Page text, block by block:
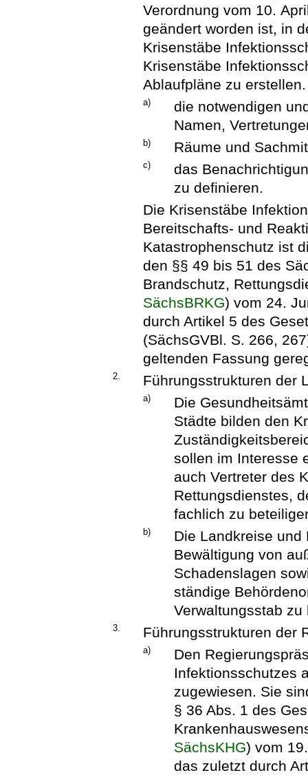
Verordnung vom 10.
geändert worden ist, in
Krisenstäbe
Krisenstäbe
Ablaufpläne zu
a)
die notwendigen
Namen,
b) Räume und
c)
das
zu definieren.
Die Krisenstäbe
Bereitschafts- und
Katastrophenschutz ist
den §§ 49 bis 51 des
Brandschutz,
SächsBRKG) vom 24.
durch Artikel 5 des
(SächsGVBl. S. 266,
geltenden Fassung
2. Führungsstrukturen der
a)
Die
Städte bilden den
sollen im Interesse
auch Vertreter des
Rettungsdienstes,
fachlich zu
b)
Die Landkreise und
Bewältigung von
Schadenslagen
ständige
Verwaltungsstab zu
3. Führungsstrukturen der
a)
Den
Infektionsschutzes
zugewiesen. Sie
§ 36 Abs. 1 des
SächsKHG) vom
das zuletzt durch